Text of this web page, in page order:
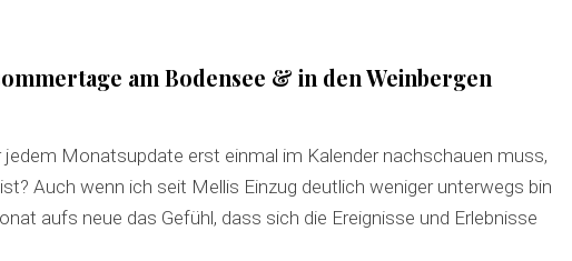
am Bodensee & in den Weinbergen
Monatsupdate erst einmal im Kalender nachschauen muss,
Auch wenn ich seit Mellis Einzug deutlich weniger unterwegs bin
aufs neue das Gefühl, dass sich die Ereignisse und Erlebnisse